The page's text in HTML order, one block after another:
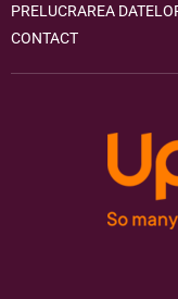
PRELUCRAREA
CONTACT